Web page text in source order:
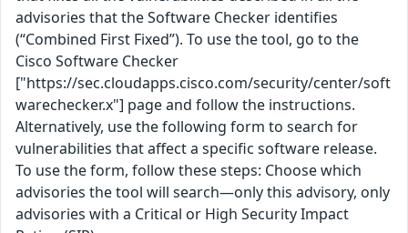
advisories that the Software Checker identifies
(“Combined First Fixed”). To use the tool, go to the
Cisco Software Checker
["https://sec.cloudapps.cisco.com/security/center/soft
warechecker.x"] page and follow the instructions.
Alternatively, use the following form to search for
vulnerabilities that affect a specific software release.
To use the form, follow these steps: Choose which
advisories the tool will search—only this advisory, only
advisories with a Critical or High Security Impact